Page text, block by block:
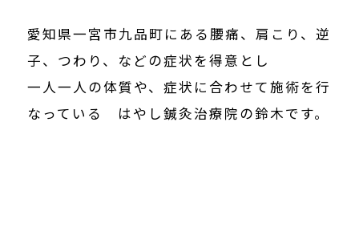
愛知県一宮市九品町にある腰痛、肩こり、逆
子、つわり、などの症状を得意とし
一人一人の体質や、症状に合わせて施術を行
なっている はやし鍼灸治療院の鈴木です。